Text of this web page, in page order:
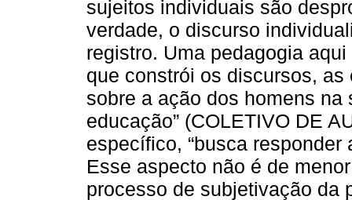
sujeitos individuais são
verdade, o discurso
registro. Uma pedagogia
que constrói os discursos,
sobre a ação dos homens
educação” (COLETIVO DE
específico, “busca
Esse aspecto não é de
processo de subjetivação da